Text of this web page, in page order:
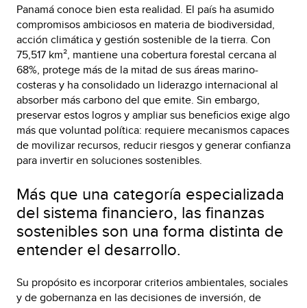
Panamá conoce bien esta realidad. El país ha asumido
compromisos ambiciosos en materia de biodiversidad,
acción climática y gestión sostenible de la tierra. Con
75,517 km², mantiene una cobertura forestal cercana al
68%, protege más de la mitad de sus áreas marino-
costeras y ha consolidado un liderazgo internacional al
absorber más carbono del que emite. Sin embargo,
preservar estos logros y ampliar sus beneficios exige algo
más que voluntad política: requiere mecanismos capaces
de movilizar recursos, reducir riesgos y generar confianza
para invertir en soluciones sostenibles.
Más que una categoría especializada
del sistema financiero, las finanzas
sostenibles son una forma distinta de
entender el desarrollo.
Su propósito es incorporar criterios ambientales, sociales
y de gobernanza en las decisiones de inversión, de